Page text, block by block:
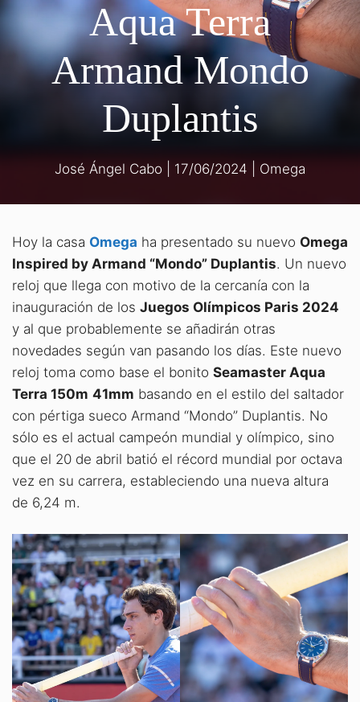
Aqua Terra
Armand Mondo
Duplantis
José Ángel Cabo 17/06/2024 Omega
Hoy la casa Omega ha presentado su nuevo Omega
Inspired by Armand “Mondo” Duplantis. Un nuevo
reloj que llega con motivo de la cercanía con la
inauguración de los Juegos Olímpicos Paris 2024
y al que probablemente se añadirán otras
novedades según van pasando los días. Este nuevo
reloj toma como base el bonito Seamaster Aqua
Terra 150m 41mm basando en el estilo del saltador
con pértiga sueco Armand “Mondo” Duplantis. No
sólo es el actual campeón mundial y olímpico, sino
que el 20 de abril batió el récord mundial por octava
vez en su carrera, estableciendo una nueva altura
de 6,24 m.